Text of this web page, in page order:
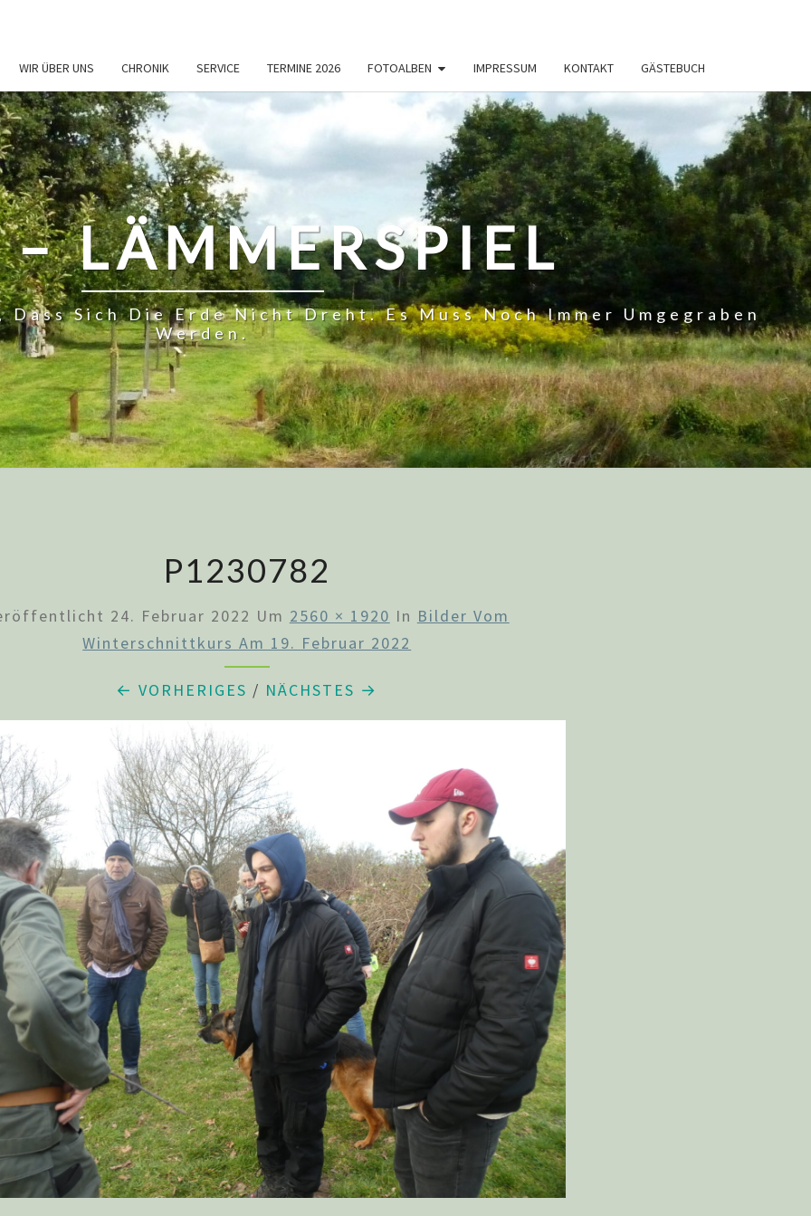
WIR ÜBER UNS CHRONIK SERVICE TERMINE 2026 FOTOALBEN IMPRESSUM KONTAKT GÄSTEBUCH
LÄMMERSPIEL
Sich Die Erde Nicht Dreht. Es Muss Noch Immer Umgegraben
Werden.
P1230782
24. Februar 2022 Um 2560 × 1920 In Bilder Vom
Winterschnittkurs Am 19. Februar 2022
← VORHERIGES / NÄCHSTES →